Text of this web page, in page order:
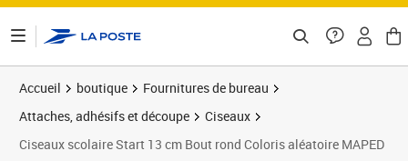
Accueil boutique
Fournitures de bureau
Attaches, adhésifs et découpe
Ciseaux
Ciseaux scolaire Start 13 cm Bout rond Coloris aléatoire MAPED